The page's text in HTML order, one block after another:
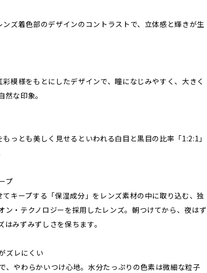
ズ着色部のデザインのコントラストで、立体感と輝きが生
模様をもとにしたデザインで、瞳になじみやすく、大きく
然な印象。
っとも美しく見せるといわれる白目と黒目の比率「1:2:1」
プ
キープする「保湿成分」をレンズ素材の中に取り込む、独
ン・テクノロジーを採用したレンズ。朝つけてから、夜はず
はみずみずしさを保ちます。
ズレにくい
、やわらかいつけ心地。水分たっぷりの色素は微細な粒子